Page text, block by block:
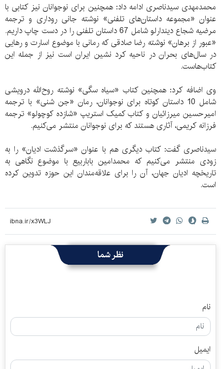
محمدمهدی سیدناصری ادامه داد: همچنین برای نوجوانان نیز کتابی با
عنوان «مجموعه داستان‌های تلفنی» نوشته جانی روداری و ترجمه
مرضیه شجاع دیندارلو شامل 67 داستان تلفنی را در دست چاپ داریم.
«عبور از برهان» نوشته رضا صادقی که رمانی با موضوع اسارت و رهایی
در سال‌های بحران در ناحیه کرد نشین ایران است نیز از جمله این
کتاب‌هاست.
وی اضافه کرد: همچنین کتاب «سیاه سگی» نوشته روح‌الله درویشی
شامل 10 داستان کوتاه برای نوجوانان، رمان «جن شنی» با ترجمه
امیرحسین میرزائیان و کتاب کمیک استریپ «شازده کوچولو» ترجمه
فرزانه کریمی، آثاری هستند که برای نوجوانان منتشر می‌کنیم.
سیدناصری گفت: کتاب دیگری هم با عنوان «سرگذشت ادیان» را به
زودی منتشر می‌کنیم که محمدامین باباربیع با موضوع نگاهی به
تاریخچه ادیان جهان، آن را برای علاقه‌مندان این حوزه تدوین کرده
است.
نظر شما
نام
ایمیل